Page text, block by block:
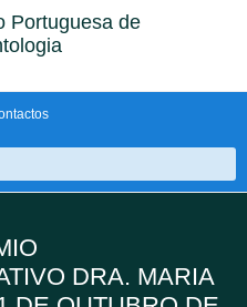
Portuguesa de
DRA. MARIA